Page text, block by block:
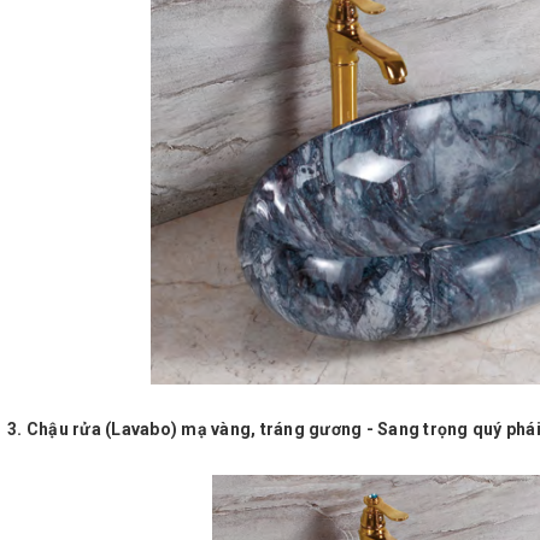
rửa (Lavabo) mạ vàng, tráng gương - Sang trọng quý phái